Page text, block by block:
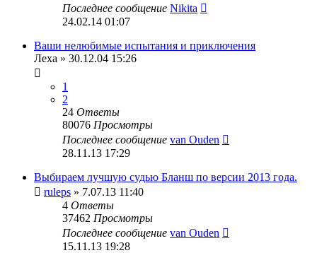
Последнее сообщение Nikita
24.02.14 01:07
Ваши нелюбимые испытания и приключения
Леха » 30.12.04 15:26
1
2
24 Ответы
80076 Просмотры
Последнее сообщение van Ouden
28.11.13 17:29
Выбираем лучшую судью Бланш по версии 2013 года.
ruleps » 7.07.13 11:40
4 Ответы
37462 Просмотры
Последнее сообщение van Ouden
15.11.13 19:28